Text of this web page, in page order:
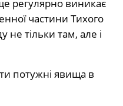
регулярно виникає
частини Тихого
не тільки там, але і
потужні явища в